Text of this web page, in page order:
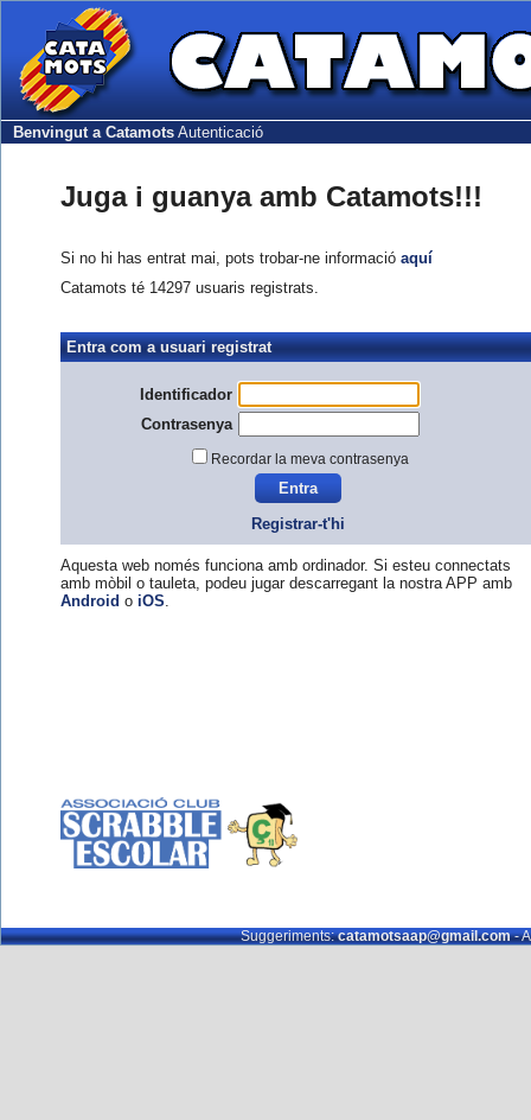
Benvingut a Catamots Autenticació
Juga i guanya amb Catamots!!!
Si no hi has entrat mai, pots trobar-ne informació aquí
Catamots té 14297 usuaris registrats.
Entra com a usuari registrat
Identificador
Contrasenya
Recordar la meva contrasenya
Registrar-t'hi
Aquesta web només funciona amb ordinador. Si esteu connectats
amb mòbil o tauleta, podeu jugar descarregant la nostra APP amb
Android o iOS.
Suggeriments:catamotsaap@gmail.com-